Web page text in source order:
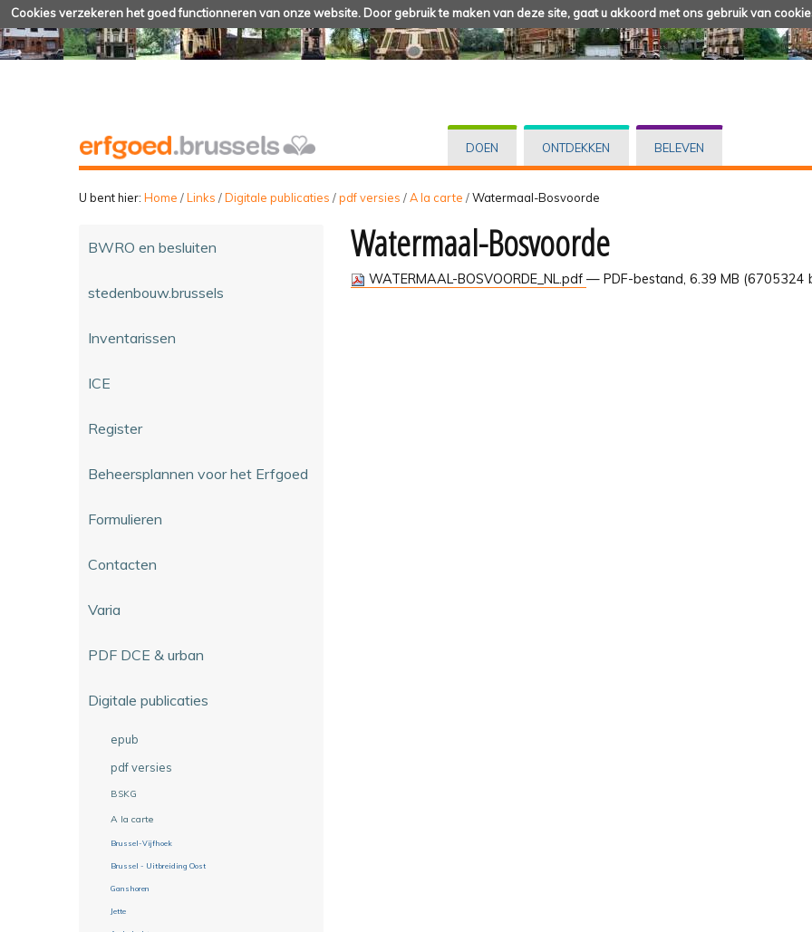
Cookies verzekeren het goed functionneren van onze website. Door gebruik te maken van deze site, gaat u akkoord met ons gebruik van
DOEN ONTDEKKEN BELEVEN
U bent hier: Home /Links /Digitale publicaties /pdf versies /A la carte /Watermaal-Bosvoorde
BWRO en besluiten
stedenbouw.brussels
Inventarissen
ICE
Register
Beheersplannen voor het Erfgoed
Formulieren
Contacten
Varia
PDF DCE & urban
Digitale publicaties
epub
pdf versies
BSKG
A la carte
Brussel-Vijfhoek
Brussel - Uitbreiding Oost
Ganshoren
Jette
Watermaal-Bosvoorde
WATERMAAL-BOSVOORDE_NL.pdf — PDF-bestand, 6.39 MB (6705324